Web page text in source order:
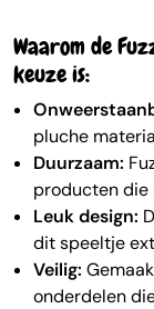
Waarom de
keuze is:
pluche
Duurzaam:
producten die
Leuk design:
dit speeltje
Veilig:
onderdelen